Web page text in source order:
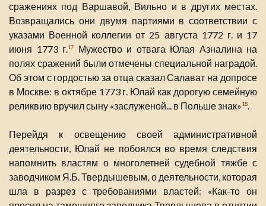
сражениях под Варшавой, Вильно и в других местах.
Возвращались они двумя партиями в соответствии с
указами Военной коллегии от 25 августа 1772 г. и 17
июня 1773 г.17
Мужество и отвага Юлая Азналина на
полях сражений были отмечены специальной наградой.
Об этом с гордостью за отца сказал Салават на допросе
в Москве: в октябре 1773 г. Юлай как дорогую семейную
реликвию вручил сыну «заслуженой... в Польше знак»18.
Перейдя к освещению своей административной
деятельности, Юлай не побоялся во время следствия
напомнить властям о многолетней судебной тяжбе с
заводчиком Я.Б. Твердышевым, о деятельности, которая
шла в разрез с требованиями властей: «Как-то он